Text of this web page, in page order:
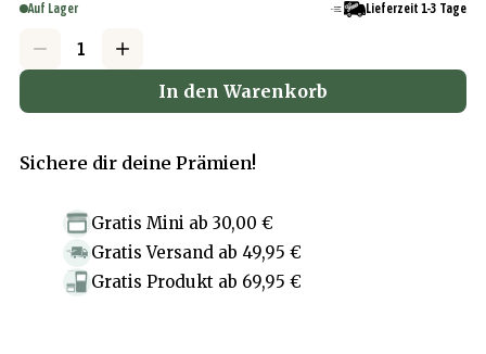
Auf Lager Lieferzeit 1-3 Tage
In den Warenkorb
Sichere dir deine Prämien!
Gratis Mini ab 30,00 €
Gratis Versand ab 49,95 €
Gratis Produkt ab 69,95 €